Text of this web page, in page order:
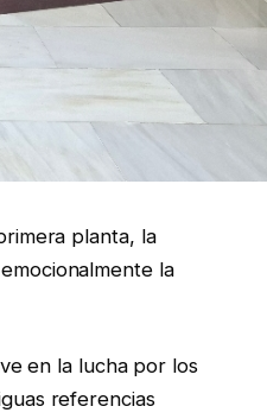
planta, la
la
en la lucha por los
referencias